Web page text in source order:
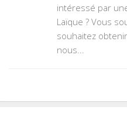
intéressé par
Laïque ? Vous
souhaitez
nous...